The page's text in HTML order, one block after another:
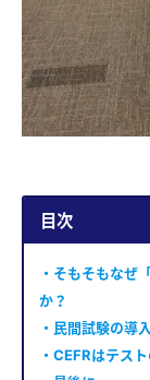
目次
・そもそもなぜ
か？
・民間試験の導
・CEFRはテス